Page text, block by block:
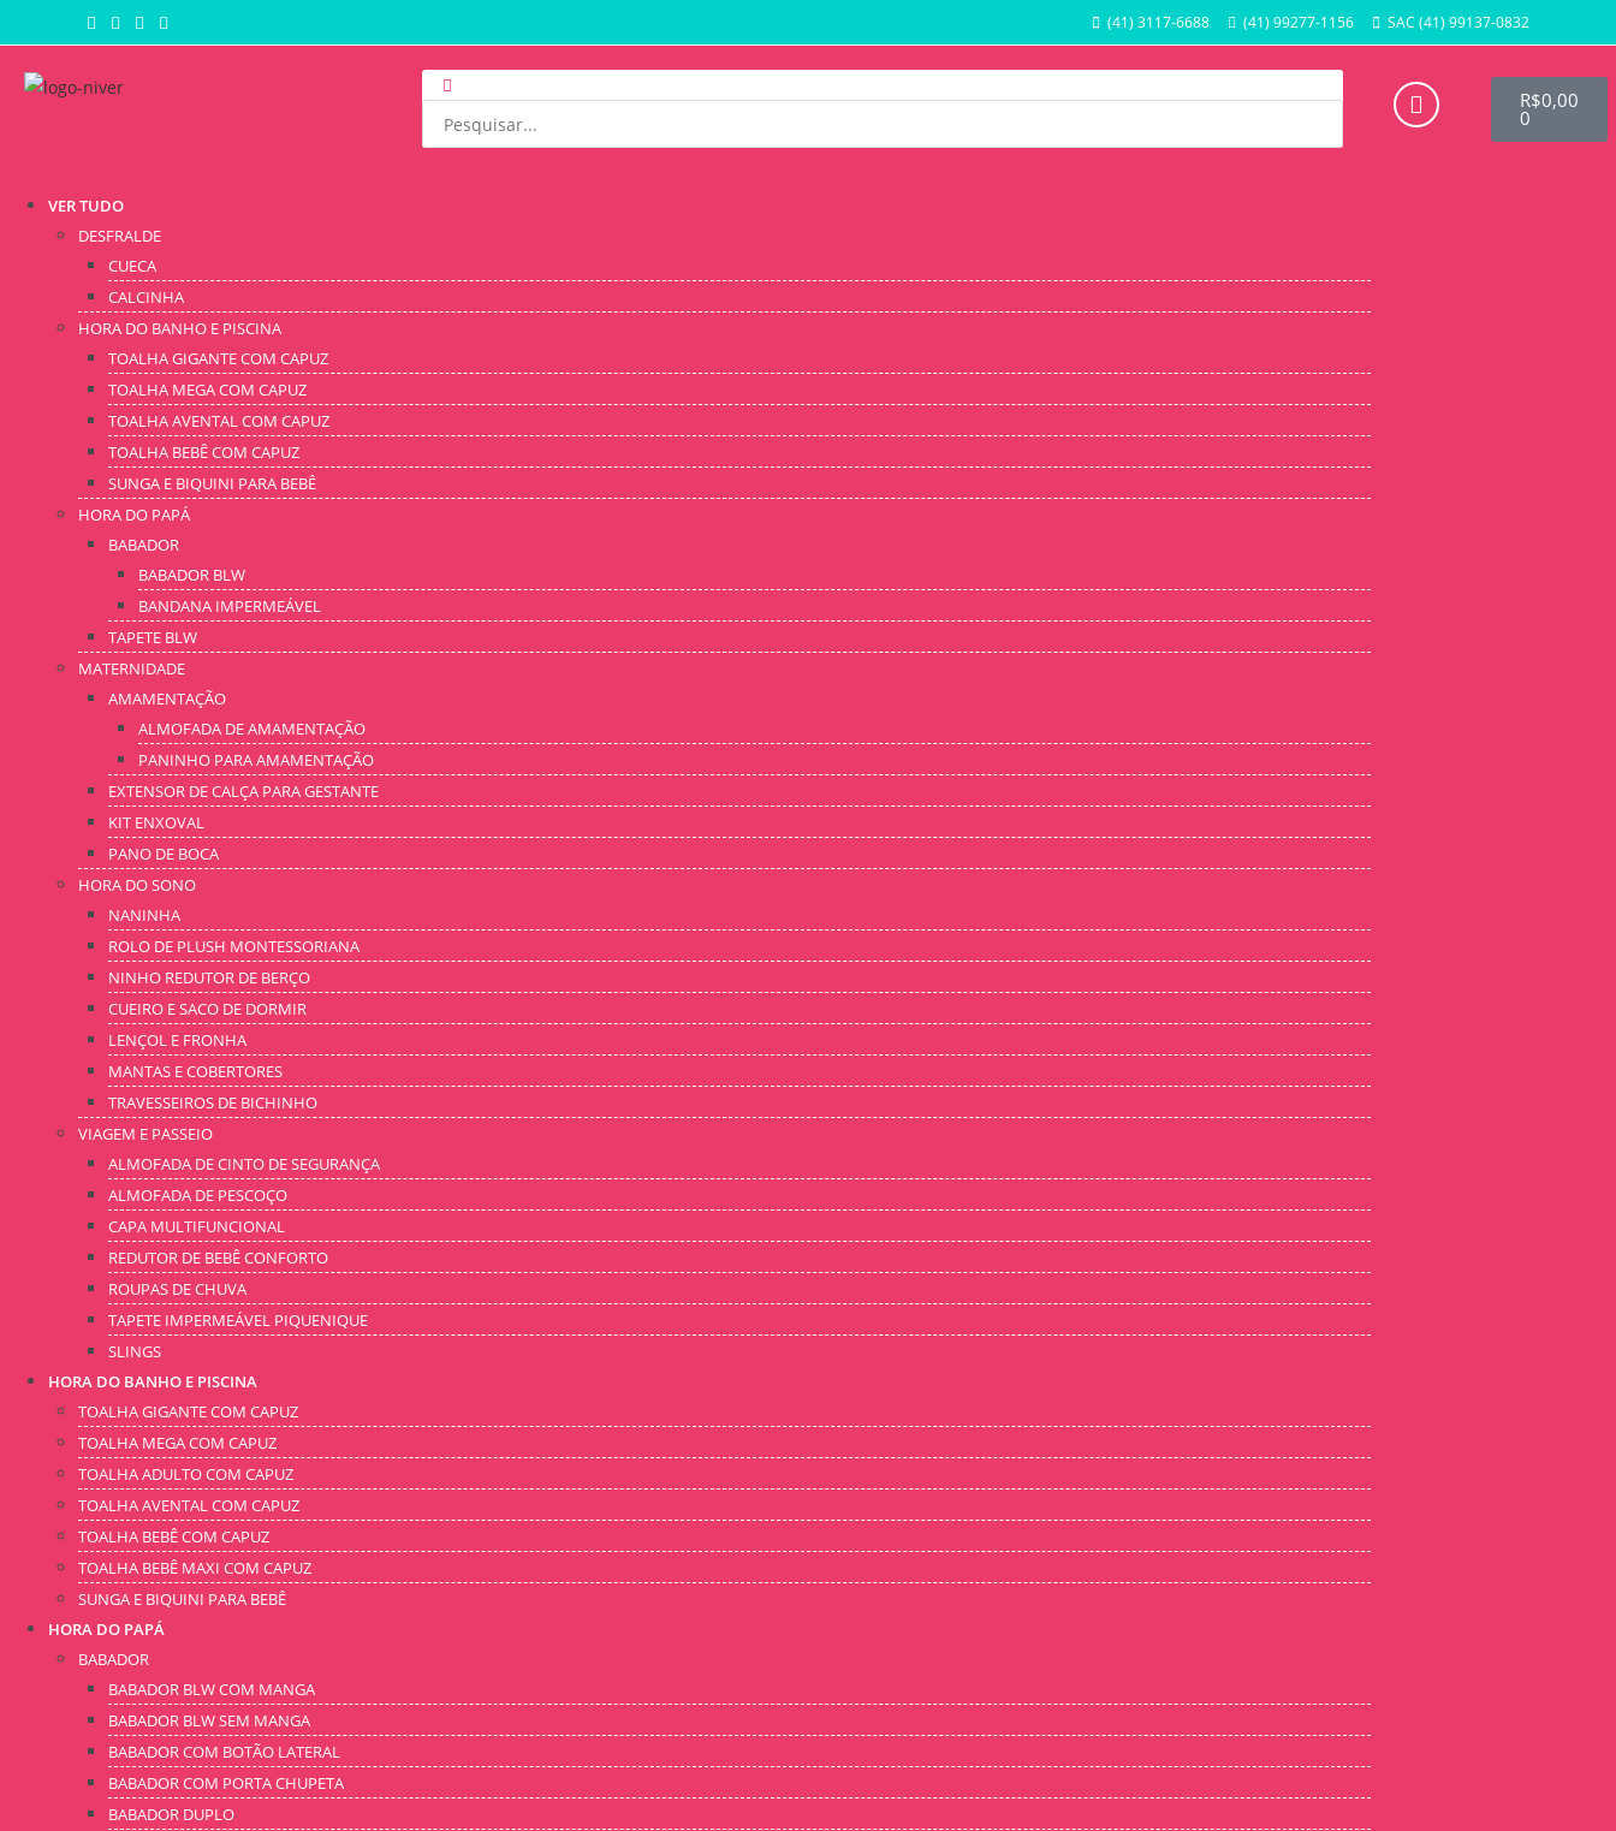
(41) 3117-6688 (41) 99277-1156 SAC (41) 99137-0832
R$0,00
0
VER TUDO
DESFRALDE
CUECA
CALCINHA
HORA DO BANHO E PISCINA
TOALHA GIGANTE COM CAPUZ
TOALHA MEGA COM CAPUZ
TOALHA AVENTAL COM CAPUZ
TOALHA BEBÊ COM CAPUZ
SUNGA E BIQUINI PARA BEBÊ
HORA DO PAPÁ
BABADOR
BABADOR BLW
BANDANA IMPERMEÁVEL
TAPETE BLW
MATERNIDADE
AMAMENTAÇÃO
ALMOFADA DE AMAMENTAÇÃO
PANINHO PARA AMAMENTAÇÃO
EXTENSOR DE CALÇA PARA GESTANTE
KIT ENXOVAL
PANO DE BOCA
HORA DO SONO
NANINHA
ROLO DE PLUSH MONTESSORIANA
NINHO REDUTOR DE BERÇO
CUEIRO E SACO DE DORMIR
LENÇOL E FRONHA
MANTAS E COBERTORES
TRAVESSEIROS DE BICHINHO
VIAGEM E PASSEIO
ALMOFADA DE CINTO DE SEGURANÇA
ALMOFADA DE PESCOÇO
CAPA MULTIFUNCIONAL
REDUTOR DE BEBÊ CONFORTO
ROUPAS DE CHUVA
TAPETE IMPERMEÁVEL PIQUENIQUE
SLINGS
HORA DO BANHO E PISCINA
TOALHA GIGANTE COM CAPUZ
TOALHA MEGA COM CAPUZ
TOALHA ADULTO COM CAPUZ
TOALHA AVENTAL COM CAPUZ
TOALHA BEBÊ COM CAPUZ
TOALHA BEBÊ MAXI COM CAPUZ
SUNGA E BIQUINI PARA BEBÊ
HORA DO PAPÁ
BABADOR
BABADOR BLW COM MANGA
BABADOR BLW SEM MANGA
BABADOR COM BOTÃO LATERAL
BABADOR COM PORTA CHUPETA
BABADOR DUPLO